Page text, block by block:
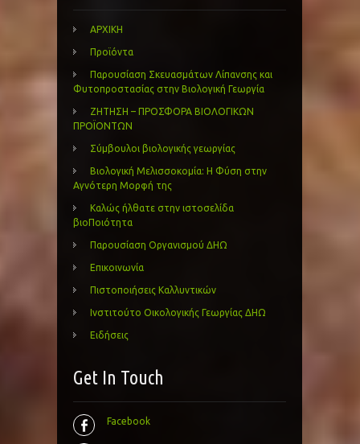
ΑΡΧΙΚΗ
Προϊόντα
Παρουσίαση Σκευασμάτων Λίπανσης και
Φυτοπροστασίας στην Βιολογική Γεωργία
ΖΗΤΗΣΗ – ΠΡΟΣΦΟΡΑ ΒΙΟΛΟΓΙΚΩΝ
ΠΡΟΪΟΝΤΩΝ
Σύμβουλοι βιολογικής γεωργίας
Βιολογική Μελισσοκομία: Η Φύση στην
Αγνότερη Μορφή της
Καλώς ήλθατε στην ιστοσελίδα
βιοΠοιότητα
Παρουσίαση Οργανισμού ΔΗΩ
Επικοινωνία
Πιστοποιήσεις Καλλυντικών
Ινστιτούτο Οικολογικής Γεωργίας ΔΗΩ
Ειδήσεις
Get In Touch
Facebook